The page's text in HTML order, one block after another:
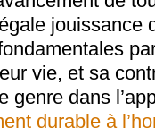
jouissance
vie, et sa
genre dans
durable à